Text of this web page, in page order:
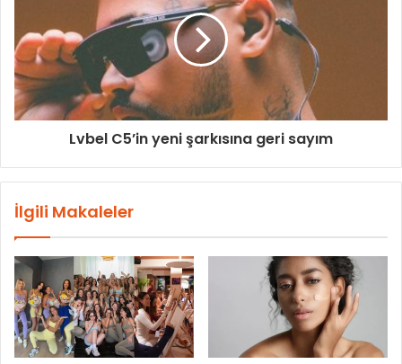
Lvbel C5’in yeni şarkısına geri sayım
İlgili Makaleler